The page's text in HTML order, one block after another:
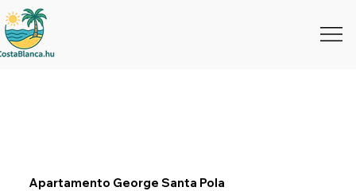
Apartamento George Santa Pola